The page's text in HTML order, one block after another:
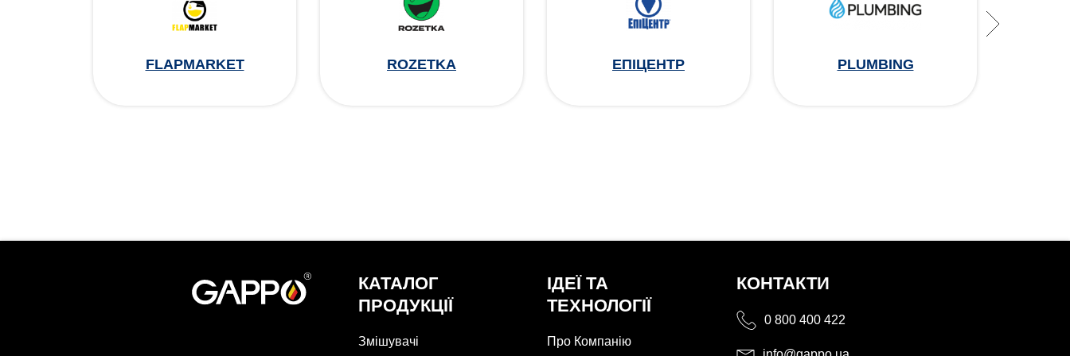
FLAPMARKET ROZETKA ЕПІЦЕНТР PLUMBING
КАТАЛОГ
ПРОДУКЦІЇ
Змішувачі
ІДЕЇ ТА
ТЕХНОЛОГІЇ
Про Компанію
КОНТАКТИ
0 800 400 422